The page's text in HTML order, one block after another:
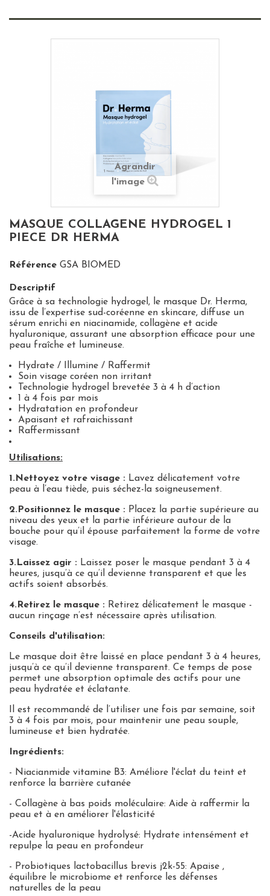
Agrandir
l'image
MASQUE COLLAGENE HYDROGEL 1
PIECE DR HERMA
Référence GSA BIOMED
Descriptif
Grâce à sa technologie hydrogel, le masque Dr. Herma,
issu de l’expertise sud-coréenne en skincare, diffuse un
sérum enrichi en niacinamide, collagène et acide
hyaluronique, assurant une absorption efficace pour une
peau fraîche et lumineuse.
Hydrate / Illumine / Raffermit
Soin visage coréen non irritant
Technologie hydrogel brevetée 3 à 4 h d’action
1 à 4 fois par mois
Hydratation en profondeur
Apaisant et rafraichissant
Raffermissant
Utilisations:
1.Nettoyez votre visage : Lavez délicatement votre
peau à l’eau tiède, puis séchez-la soigneusement.
2.Positionnez le masque : Placez la partie supérieure au
niveau des yeux et la partie inférieure autour de la
bouche pour qu’il épouse parfaitement la forme de votre
visage.
3.Laissez agir : Laissez poser le masque pendant 3 à 4
heures, jusqu’à ce qu’il devienne transparent et que les
actifs soient absorbés.
4.Retirez le masque : Retirez délicatement le masque -
aucun rinçage n’est nécessaire après utilisation.
Conseils d'utilisation:
Le masque doit être laissé en place pendant 3 à 4 heures,
jusqu’à ce qu’il devienne transparent. Ce temps de pose
permet une absorption optimale des actifs pour une
peau hydratée et éclatante.
Il est recommandé de l’utiliser une fois par semaine, soit
3 à 4 fois par mois, pour maintenir une peau souple,
lumineuse et bien hydratée.
Ingrédients:
- Niacianmide vitamine B3: Améliore l'éclat du teint et
renforce la barrière cutanée
- Collagène à bas poids moléculaire: Aide à raffermir la
peau et à en améliorer l'élasticité
-Acide hyaluronique hydrolysé: Hydrate intensément et
repulpe la peau en profondeur
- Probiotiques lactobacillus brevis j2k-55: Apaise ,
équilibre le microbiome et renforce les défenses
naturelles de la peau